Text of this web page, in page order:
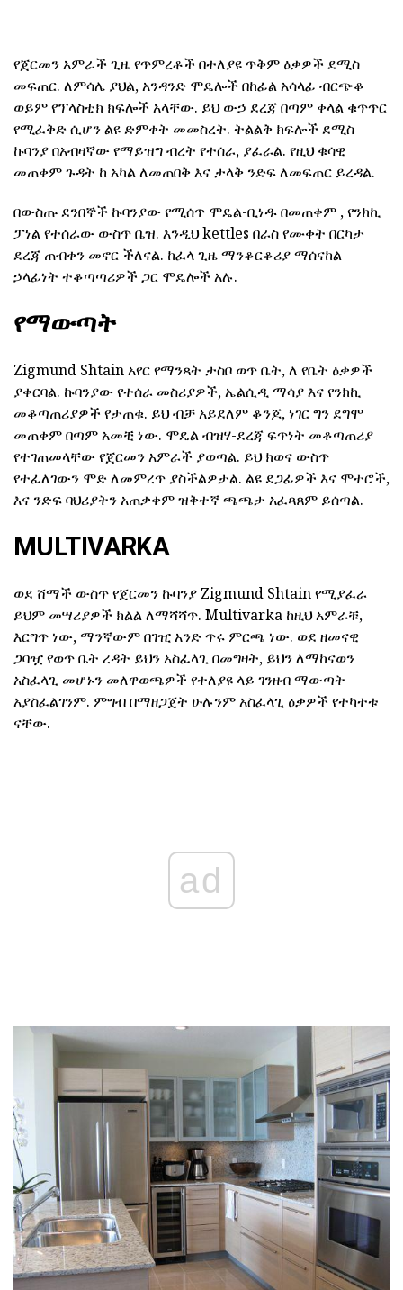
የጀርመን አምራች ጊዜ የጥምረቶች በተለያዩ ጥቅም ዕቃዎች ደሚስ
መፍጠር. ለምሳሌ ያህል, አንዳንድ ሞዴሎች በከፊል አሳላፊ ብርጭቆ
ወይም የፕላስቲክ ክፍሎች አላቸው. ይህ ውኃ ደረጃ በጣም ቀላል ቁጥጥር
የሚፈቅድ ሲሆን ልዩ ድምቀት መመስረት. ትልልቅ ክፍሎች ደሚስ
ኩባንያ በአብዛኛው የማይዝግ ብረት የተሰራ, ያፈራል. የዚህ ቁሳዊ
መጠቀም ጉዳት ከ አካል ለመጠበቅ እና ታላቅ ንድፍ ለመፍጠር ይረዳል.
በውስጡ ደንበኞች ኩባንያው የሚሰጥ ሞዴል-ቢነዱ በመጠቀም , የንክኪ
ፓነል የተሰራው ውስጥ ቤዝ. እንዲህ kettles በራስ የሙቀት በርካታ
ደረጃ ጠብቀን መኖር ችለናል. ከፈላ ጊዜ ማንቆርቆሪያ ማሰናከል
ኃላፊነት ተቆጣጣሪዎች ጋር ሞዴሎች አሉ.
የማውጣት
Zigmund Shtain አየር የማንጻት ታስቦ ወጥ ቤት, ለ የቤት ዕቃዎች
ያቀርባል. ኩባንያው የተሰራ መስሪያዎች, ኤልሲዲ ማሳያ እና የንክኪ
መቆጣጠሪያዎች የታጠቁ. ይህ ብቻ አይደለም ቆንጆ, ነገር ግን ደግሞ
መጠቀም በጣም አመቺ ነው. ሞዴል ብዝሃ-ደረጃ ፍጥነት መቆጣጠሪያ
የተገጠመላቸው የጀርመን አምራች ያወጣል. ይህ ክወና ውስጥ
የተፈለገውን ሞድ ለመምረጥ ያስችልዎታል. ልዩ ደጋፊዎች እና ሞተሮች,
እና ንድፍ ባህሪያትን አጠቃቀም ዝቅተኛ ጫጫታ አፈጻጸም ይሰጣል.
MULTIVARKA
ወደ ሸማች ውስጥ የጀርመን ኩባንያ Zigmund Shtain የሚያፈራ
ይህም መሣሪያዎች ክልል ለማሻሻጥ. Multivarka ከዚህ አምራቹ,
እርግጥ ነው, ማንኛውም በገዢ አንድ ጥሩ ምርጫ ነው. ወደ ዘመናዊ
ጋባዧ የወጥ ቤት ረዳት ይህን አስፈላጊ በመግዛት, ይህን ለማከናወን
አስፈላጊ መሆኑን መለዋወጫዎች የተለያዩ ላይ ገንዘብ ማውጣት
አያስፈልገንም. ምግብ በማዘጋጀት ሁሉንም አስፈላጊ ዕቃዎች የተካተቱ
ናቸው.
ad